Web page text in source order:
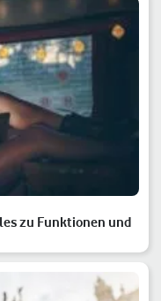
zu Funktionen und